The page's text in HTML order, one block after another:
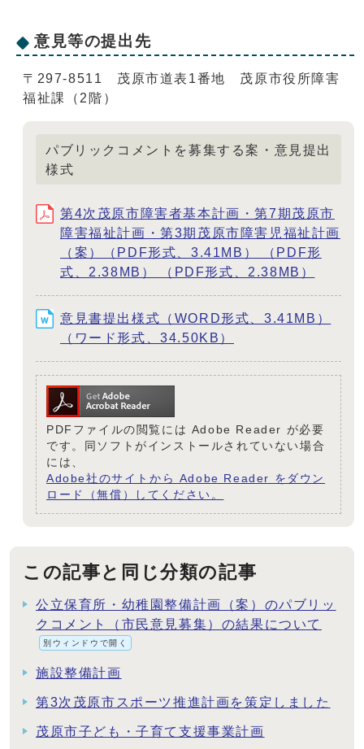
意見等の提出先
〒297-8511 茂原市道表1番地 茂原市役所障害
福祉課（2階）
パブリックコメントを募集する案・意見提出
様式
第4次茂原市障害者基本計画・第7期茂原市
障害福祉計画・第3期茂原市障害児福祉計画
（案）（PDF形式、3.41MB） （PDF形
式、2.38MB） （PDF形式、2.38MB）
意見書提出様式（WORD形式、3.41MB）
（ワード形式、34.50KB）
PDFファイルの閲覧には Adobe Reader が必要
です。同ソフトがインストールされていない場合
には、
Adobe社のサイトから Adobe Reader をダウン
ロード（無償）してください。
この記事と同じ分類の記事
公立保育所・幼稚園整備計画（案）のパブリッ
クコメント（市民意見募集）の結果について
別ウィンドウで開く
施設整備計画
第3次茂原市スポーツ推進計画を策定しました
茂原市子ども・子育て支援事業計画